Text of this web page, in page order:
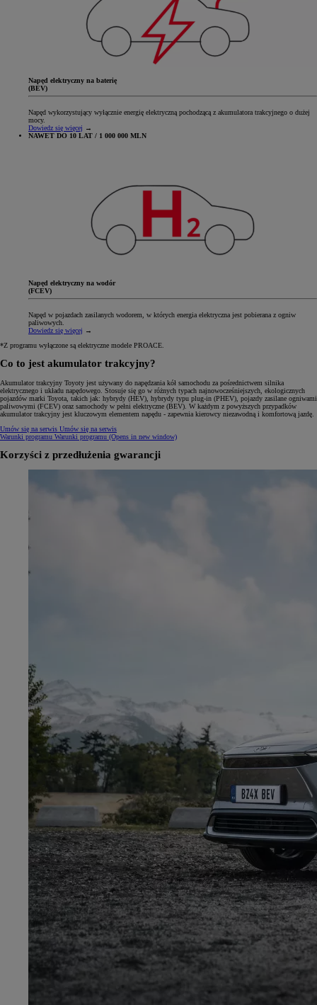
Napęd elektryczny na baterię
(BEV)
Napęd wykorzystujący wyłącznie energię elektryczną pochodzącą z akumulatora trakcyjnego o dużej
mocy.
Dowiedz się więcej →
NAWET DO 10 LAT / 1 000 000 MLN
Napęd elektryczny na wodór
(FCEV)
Napęd w pojazdach zasilanych wodorem, w których energia elektryczna jest pobierana z ogniw
paliwowych.
Dowiedz się więcej →
*Z programu wyłączone są elektryczne modele PROACE.
Co to jest akumulator trakcyjny?
Akumulator trakcyjny Toyoty jest używany do napędzania kół samochodu za pośrednictwem silnika
elektrycznego i układu napędowego. Stosuje się go w różnych typach najnowocześniejszych, ekologicznych
pojazdów marki Toyota, takich jak: hybrydy (HEV), hybrydy typu plug-in (PHEV), pojazdy zasilane ogniwami
paliwowymi (FCEV) oraz samochody w pełni elektryczne (BEV). W każdym z powyższych przypadków
akumulator trakcyjny jest kluczowym elementem napędu - zapewnia kierowcy niezawodną i komfortową jazdę.
Umów się na serwis Umów się na serwis
Warunki programu Warunki programu (Opens in new window)
Korzyści z przedłużenia gwarancji